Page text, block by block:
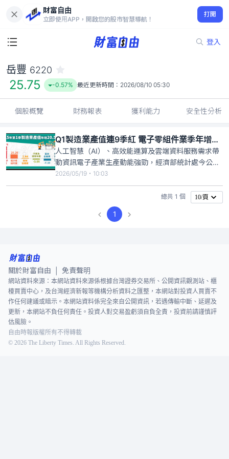
財富自由
立即使用APP，開啟您的股市智慧導航！
打開
登入
25.75
-0.57%
岳豐 6220
25.75 -0.57% 最近更新時間： 2026/08/10 05:30
個股概覽 財務報表 獲利能力 安全性分析
Q1製造業產值連9季紅 電子零組件業季年增25％
人工智慧（AI）、高效能運算及雲端資料服務需求帶
動資訊電子產業生產動能強勁，經濟部統計處今公
布，今年第1季製造業產值5兆9510億元，季年增
20.58%，也是連續9季正成長。其中，電子零組件業
產值2兆1779億元，季年增25.29%。統計處說明，AI
需求暢旺，推升資訊電子產業生產動能，但部分傳統
2026/05/19・10:03
總共 1 個 10/頁
1
關於財富自由 免責聲明
網站資料來源：本網站資料來源係根據台灣證券交易所、公開資訊觀測站、櫃
檯買賣中心，及台灣經濟新報等機構分析資料之匯整，本網站對投資人買賣不
作任何建議或暗示。本網站資料係完全來自公開資訊，若遇傳輸中斷、延遲及
更新，本網站不負任何責任。投資人對交易盈虧須自負全責，投資前請謹慎評
估風險。
自由時報版權所有不得轉載
© 2026 The Liberty Times. All Rights Reserved.